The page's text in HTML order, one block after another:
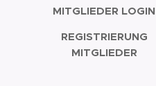
MITGLIEDER LOGIN
REGISTRIERUNG
MITGLIEDER